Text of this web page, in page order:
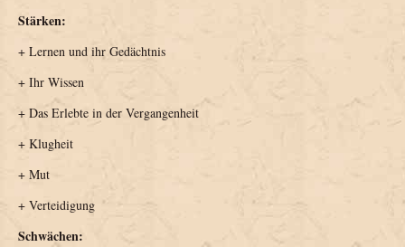
Stärken:
+ Lernen und ihr Gedächtnis
+ Ihr Wissen
+ Das Erlebte in der Vergangenheit
+ Klugheit
+ Mut
+ Verteidigung
Schwächen: